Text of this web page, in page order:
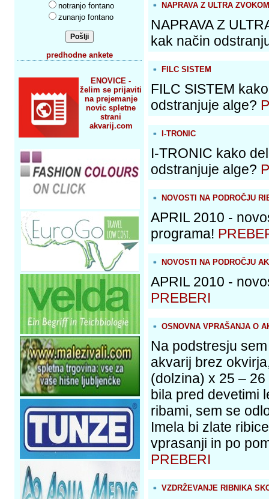
notranjo fontano
zunanjo fontano
predhodne ankete
ENOVICE -
želim se prijaviti
na prejemanje
novic spletne
strani
akvarij.com
NAPRAVA Z ULTRA ZVOKOM
NAPRAVA Z
kak način
FILC SISTEM
FILC SISTEM
odstranjuje alge?
I-TRONIC
I-TRONIC kako
odstranjuje alge?
NOVOSTI NA PODROČJU
APRIL 2010 -
programa!
NOVOSTI NA PODROČJU
APRIL 2010 -
PREBERI
OSNOVNA VPRAŠANJA O
Na podstresju
akvarij brez
(dolzina) x 25 –
bila pred devetimi
ribami, sem se
Imela bi zlate
vprasanji in po
PREBERI
VZDRŽEVANJE RIBNIKA